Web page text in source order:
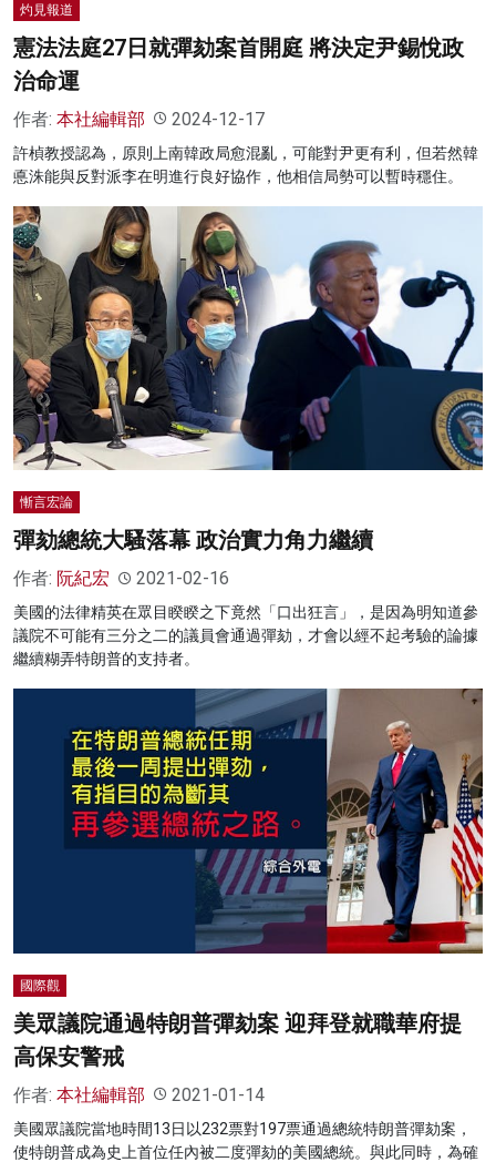
灼見報道
憲法法庭27日就彈劾案首開庭 將決定尹錫悅政
治命運
作者: 本社編輯部 2024-12-17
許楨教授認為，原則上南韓政局愈混亂，可能對尹更有利，但若然韓
悳洙能與反對派李在明進行良好協作，他相信局勢可以暫時穩住。
慚言宏論
彈劾總統大騷落幕 政治實力角力繼續
作者: 阮紀宏 2021-02-16
美國的法律精英在眾目睽睽之下竟然「口出狂言」，是因為明知道參
議院不可能有三分之二的議員會通過彈劾，才會以經不起考驗的論據
繼續糊弄特朗普的支持者。
國際觀
美眾議院通過特朗普彈劾案 迎拜登就職華府提
高保安警戒
作者: 本社編輯部 2021-01-14
美國眾議院當地時間13日以232票對197票通過總統特朗普彈劾案，
使特朗普成為史上首位任內被二度彈劾的美國總統。與此同時，為確